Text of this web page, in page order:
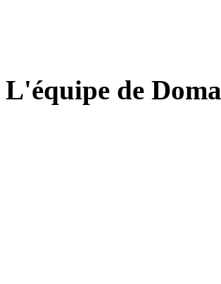
L'équipe de